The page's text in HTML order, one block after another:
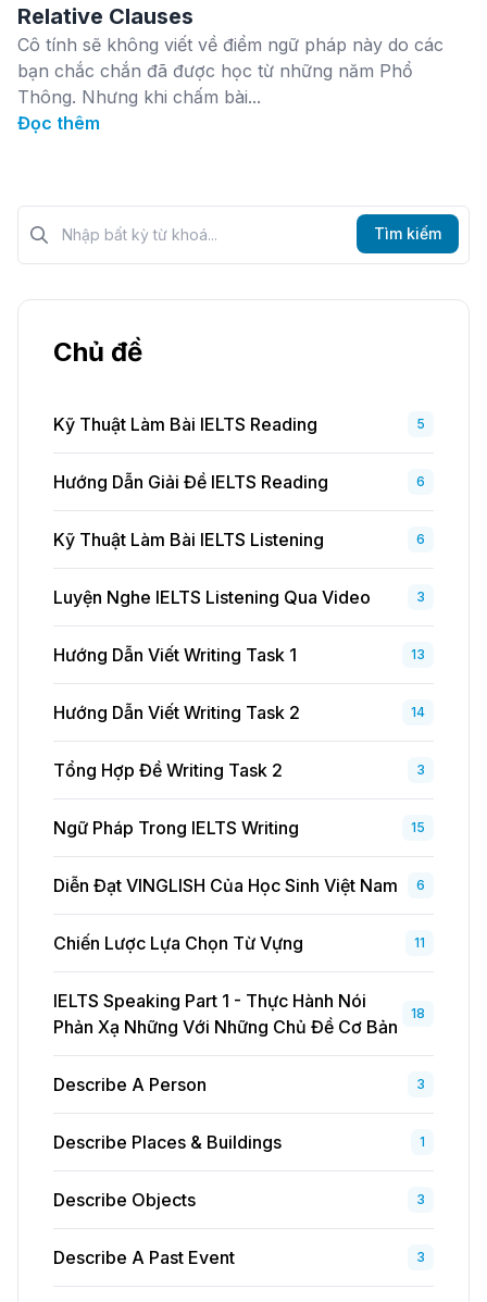
Relative Clauses
Cô tính sẽ không viết về điểm ngữ pháp này do các
bạn chắc chắn đã được học từ những năm Phổ
Thông. Nhưng khi chấm bài...
Đọc thêm
Tìm kiếm?>
Tìm kiếm
Chủ đề
Kỹ Thuật Làm Bài IELTS Reading 5
Hướng Dẫn Giải Đề IELTS Reading 6
Kỹ Thuật Làm Bài IELTS Listening 6
Luyện Nghe IELTS Listening Qua Video 3
Hướng Dẫn Viết Writing Task 1 13
Hướng Dẫn Viết Writing Task 2 14
Tổng Hợp Đề Writing Task 2 3
Ngữ Pháp Trong IELTS Writing 15
Diễn Đạt VINGLISH Của Học Sinh Việt Nam 6
Chiến Lược Lựa Chọn Từ Vựng 11
IELTS Speaking Part 1 - Thực Hành Nói
Phản Xạ Những Với Những Chủ Đề Cơ Bản
18
Describe A Person 3
Describe Places & Buildings 1
Describe Objects 3
Describe A Past Event 3